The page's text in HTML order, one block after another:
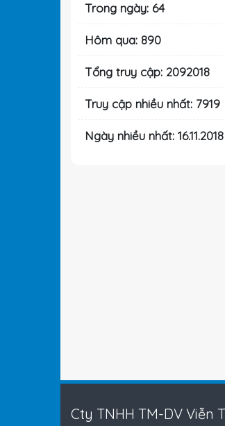
Trong ngày: 64
Hôm qua: 890
Tổng truy cập: 2092018
Truy cập nhiều nhất: 7919
Ngày nhiều nhất: 16.11.2018
Cty TNHH TM-DV Viễn